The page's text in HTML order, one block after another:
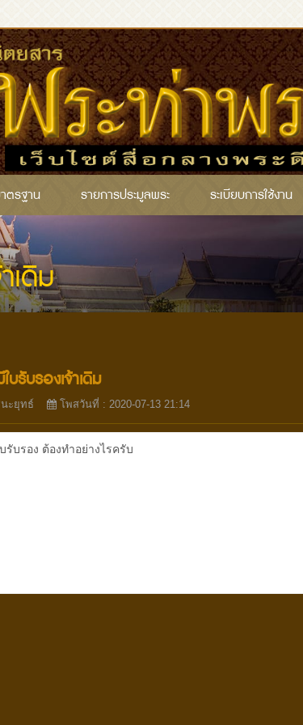
ตรฐาน รายการประมูลพระ ระเบียบการใช้งาน
เดิม
บรับรองเจ้าเดิม
ะยุทธ์ โพสวันที่ : 2020-07-13 21:14
รับรอง ต้องทำอย่างไรครับ